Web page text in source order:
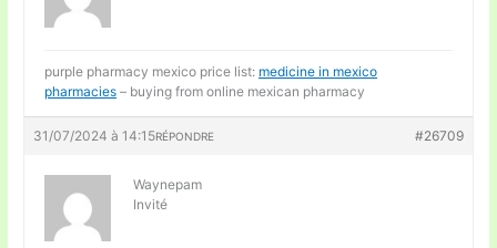
purple pharmacy mexico price list: medicine in mexico
pharmacies – buying from online mexican pharmacy
31/07/2024 à 14:15 #26709
RÉPONDRE
Waynepam
Invité